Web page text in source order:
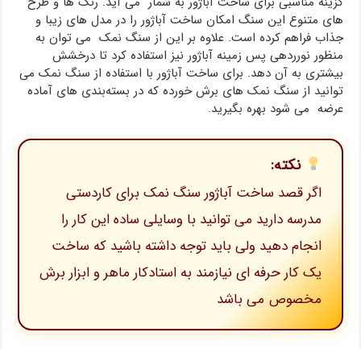
های متنوع این سنگ امکان ساخت آباژور را در مدل های زیبا و
جذاب فراهم کرده است. علاوه بر این از سنگ نمک می توان به
منظور نورردهی پس زمینه آباژور نیز استفاده کرد تا درخشش
بیشتری به آن دهد. برای ساخت آباژور با استفاده از سنگ نمک می
توانید از سنگ نمک های برش خورده که در بسته‌بندی های آماده
عرضه می شود بهره بگیرید.
نکته:
اگر قصد ساخت آباژور سنگ نمک برای کاردستی
مدرسه دارید می توانید با وسایلی ساده این کار را
انجام دهید ولی باید توجه داشته باشید که ساخت
یک کار حرفه ای نیازمند به استادکار ماهر و ابزار برش
مخصوص می باشد